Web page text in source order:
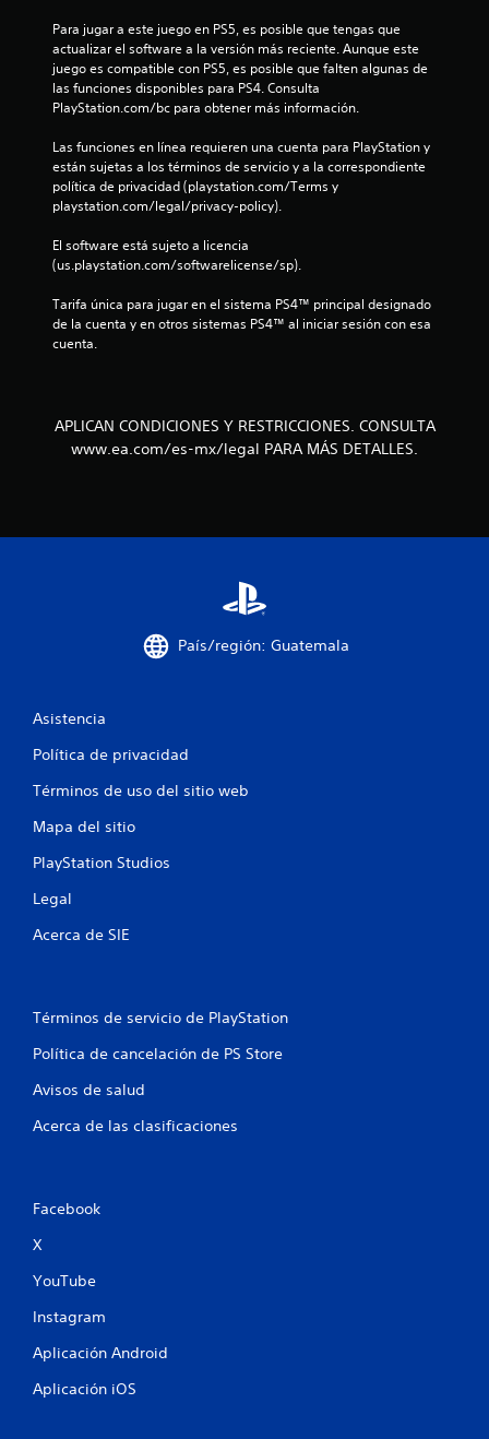
t
e
l
s
e
u
n
o
Para jugar a este juego en PS5, es posible que tengas que
actualizar el software a la versión más reciente. Aunque este
juego es compatible con PS5, es posible que falten algunas de
las funciones disponibles para PS4. Consulta
PlayStation.com/bc para obtener más información.
Las funciones en línea requieren una cuenta para PlayStation y
están sujetas a los términos de servicio y a la correspondiente
política de privacidad (playstation.com/Terms y
playstation.com/legal/privacy-policy).
El software está sujeto a licencia
(us.playstation.com/softwarelicense/sp).
Tarifa única para jugar en el sistema PS4™ principal designado
de la cuenta y en otros sistemas PS4™ al iniciar sesión con esa
cuenta.
APLICAN CONDICIONES Y RESTRICCIONES. CONSULTA
www.ea.com/es-mx/legal PARA MÁS DETALLES.
País/región: Guatemala
Asistencia
Política de privacidad
Términos de uso del sitio web
Mapa del sitio
PlayStation Studios
Legal
Acerca de SIE
Términos de servicio de PlayStation
Política de cancelación de PS Store
Avisos de salud
Acerca de las clasificaciones
Facebook
X
YouTube
Instagram
Aplicación Android
Aplicación iOS